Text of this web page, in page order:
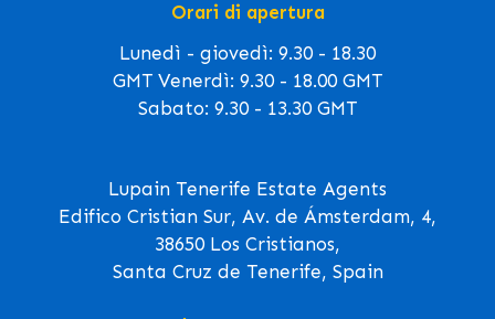
Orari di apertura
Lunedì - giovedì: 9.30 - 18.30
GMT Venerdì: 9.30 - 18.00 GMT
Sabato: 9.30 - 13.30 GMT
Lupain Tenerife Estate Agents
Edifico Cristian Sur, Av. de Ámsterdam, 4,
38650 Los Cristianos,
Santa Cruz de Tenerife, Spain